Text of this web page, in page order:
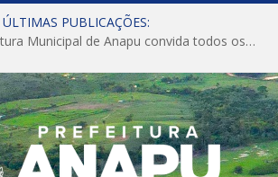
ÚLTIMAS PUBLICAÇÕES:
CONVITE A Prefeitura Municipal de Anapu convida todos os servidores públicos municipais para participarem da Audiência Pública de discussão da Lei de Diretrizes Orçamentárias (LDO), importante instrumento de planejamento das ações e investimentos da Administração Pública para o próximo exercício financeiro.